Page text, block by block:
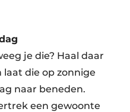
je die? Haal daar
die op zonnige
naar beneden.
een gewoonte